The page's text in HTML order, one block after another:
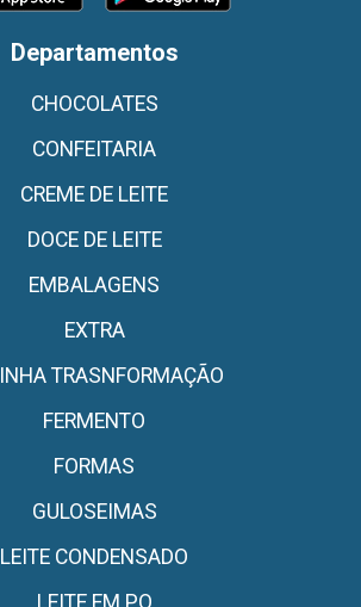
Departamentos
CHOCOLATES
CONFEITARIA
CREME DE LEITE
DOCE DE LEITE
EMBALAGENS
EXTRA
TRASNFORMAÇÃO
FERMENTO
FORMAS
GULOSEIMAS
LEITE CONDENSADO